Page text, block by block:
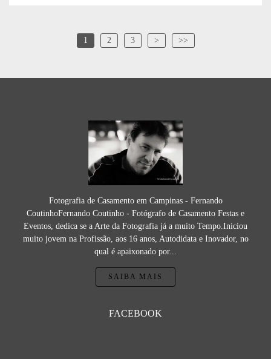
1 2 3 > >>
Fotografia de Casamento em Campinas - Fernando
CoutinhoFernando Coutinho - Fotógrafo de Casamento Festas e
Eventos, dedica se a Arte da Fotografia já a muito Tempo.Iniciou
muito jovem na Profissão, aos 16 anos, Autodidata e Inovador, no
qual é apaixonado por...
SAIBA MAIS
FACEBOOK